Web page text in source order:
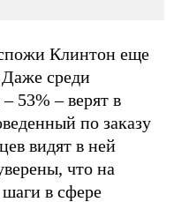
Клинтон еще
среди
53% – верят в
по заказу
видят в ней
что на
в сфере